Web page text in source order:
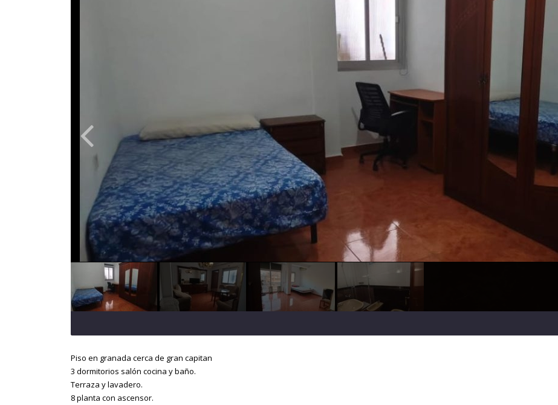
Piso en granada cerca de gran capitan
3 dormitorios salón cocina y baño.
Terraza y lavadero.
8 planta con ascensor.